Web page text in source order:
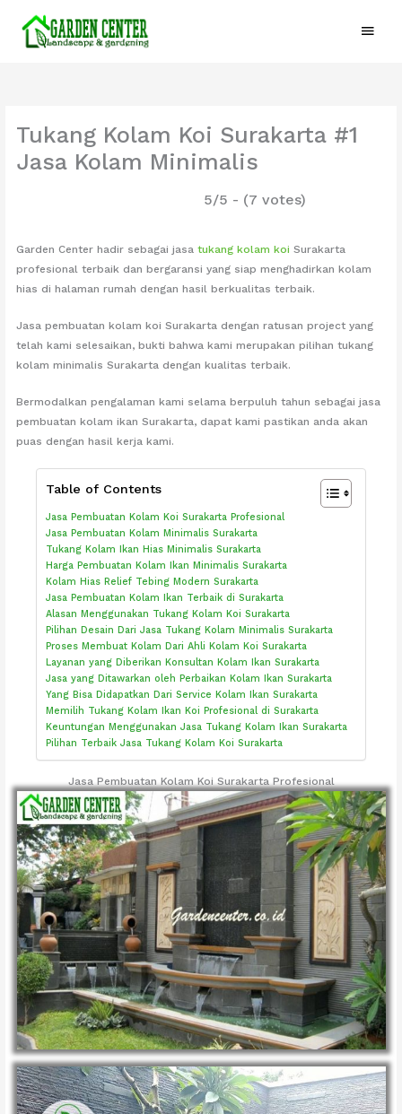
konten
Menu
Tukang Kolam Koi Surakarta #1
Jasa Kolam Minimalis
5/5 - (7 votes)
Garden Center hadir sebagai jasatukang kolam koi Surakarta
profesional terbaik dan bergaransi yang siap menghadirkan kolam
hias di halaman rumah dengan hasil berkualitas terbaik.
Jasa pembuatan kolam koi Surakarta dengan ratusan project yang
telah kami selesaikan, bukti bahwa kami merupakan pilihan tukang
kolam minimalis Surakarta dengan kualitas terbaik.
Bermodalkan pengalaman kami selama berpuluh tahun sebagai jasa
pembuatan kolam ikan Surakarta, dapat kami pastikan anda akan
puas dengan hasil kerja kami.
Table of Contents
Jasa Pembuatan Kolam Koi Surakarta Profesional
Jasa Pembuatan Kolam Minimalis Surakarta
Tukang Kolam Ikan Hias Minimalis Surakarta
Harga Pembuatan Kolam Ikan Minimalis Surakarta
Kolam Hias Relief Tebing Modern Surakarta
Jasa Pembuatan Kolam Ikan Terbaik di Surakarta
Alasan Menggunakan Tukang Kolam Koi Surakarta
Pilihan Desain Dari Jasa Tukang Kolam Minimalis Surakarta
Proses Membuat Kolam Dari Ahli Kolam Koi Surakarta
Layanan yang Diberikan Konsultan Kolam Ikan Surakarta
Jasa yang Ditawarkan oleh Perbaikan Kolam Ikan Surakarta
Yang Bisa Didapatkan Dari Service Kolam Ikan Surakarta
Memilih Tukang Kolam Ikan Koi Profesional di Surakarta
Keuntungan Menggunakan Jasa Tukang Kolam Ikan Surakarta
Pilihan Terbaik Jasa Tukang Kolam Koi Surakarta
Jasa Pembuatan Kolam Koi Surakarta Profesional